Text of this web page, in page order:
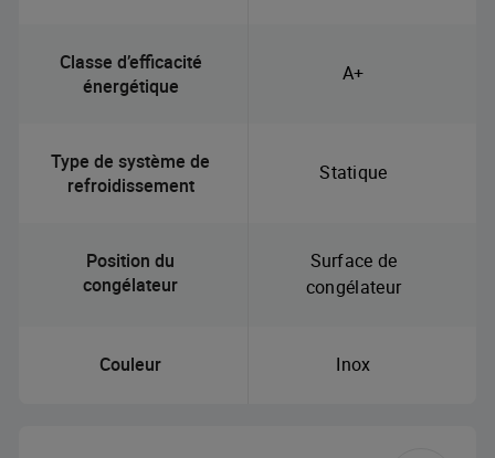
Classe d’efficacité
énergétique
A+
Type de système de
refroidissement
Statique
Position du
congélateur
Surface de
congélateur
Couleur Inox